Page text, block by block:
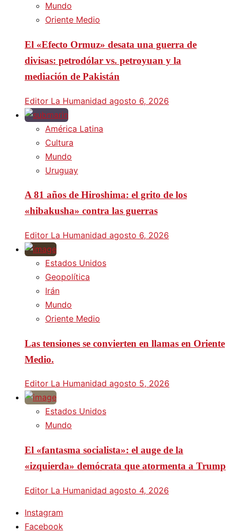
Mundo
Oriente Medio
El «Efecto Ormuz» desata una guerra de
divisas: petrodólar vs. petroyuan y la
mediación de Pakistán
Editor La Humanidad agosto 6, 2026
América Latina
Cultura
Mundo
Uruguay
A 81 años de Hiroshima: el grito de los
«hibakusha» contra las guerras
Editor La Humanidad agosto 6, 2026
Estados Unidos
Geopolítica
Irán
Mundo
Oriente Medio
Las tensiones se convierten en llamas en Oriente
Medio.
Editor La Humanidad agosto 5, 2026
Estados Unidos
Mundo
El «fantasma socialista»: el auge de la
«izquierda» demócrata que atormenta a Trump
Editor La Humanidad agosto 4, 2026
Instagram
Facebook